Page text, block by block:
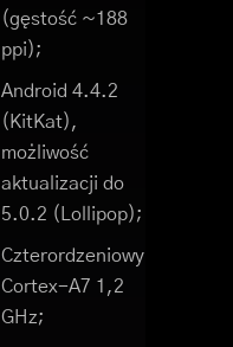
(gęstość ~188
ppi);
Android 4.4.2
(KitKat),
możliwość
aktualizacji do
5.0.2 (Lollipop);
Czterordzeniowy
Cortex-A7 1,2
GHz;